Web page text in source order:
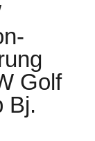
Golf
Bj.